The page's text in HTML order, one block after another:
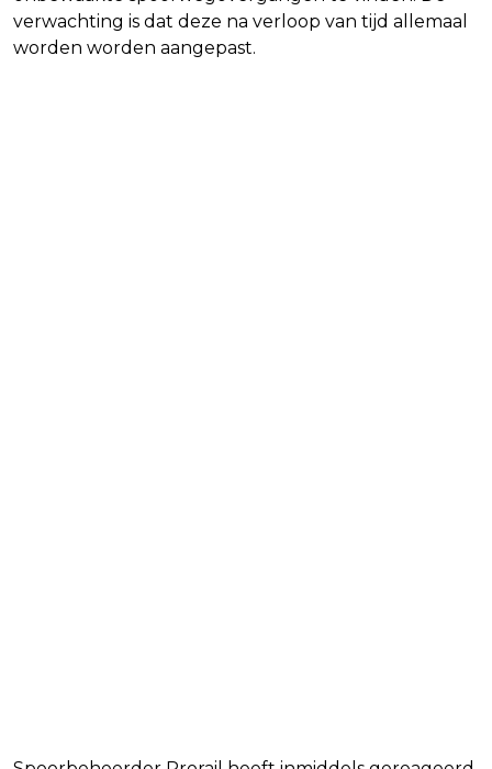
verwachting is dat deze na verloop van tijd allemaal
worden worden aangepast.